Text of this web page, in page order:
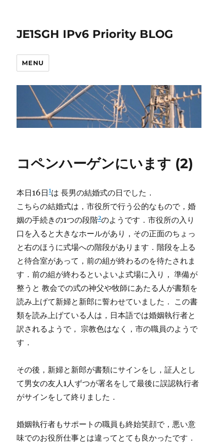
JE1SGH IPv6 Priority BLOG
MENU
コペンハーゲンにいます (2)
本日16日1は 長男の結婚式の日でした．
こちらの結婚式は，市役所で行う公的なもので，婚
姻の手続きの1つの段階2のようです．市役所の入り
口を入ると大きなホールがあり，その正面のちょっ
と右のほうに式場への階段があります．階段を上る
と待合室があって，前の組が終わるのを待たされま
す．前の組が終わるといよいよ式場に入り， 準備が
整うと 教会での式の神父や牧師にあたる人が書類を
読み上げて新婦と新郎に誓わせていました． この書
類を読み上げている人は，日本語では婚姻執行者と
訳されるようで， 宗教色はなく，市の職員のようで
す．
その後，新婦と新郎が書類にサインをし，証人とし
て男女の友人1人ずつが署名をして最後に誤認執行者
がサインをして終りました．
婚姻執行者もサポートの職員も終始笑顔で，悪い意
味でのお役所仕事とは違ってとても良かったです．